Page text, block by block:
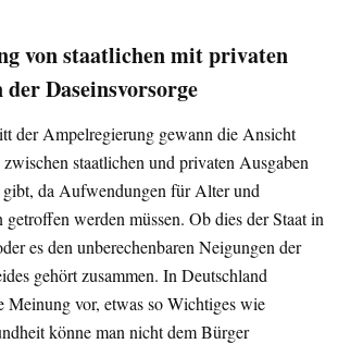
von staatlichen mit privaten
Daseinsvorsorge
der Ampelregierung gewann die Ansicht
staatlichen und privaten Ausgaben
da Aufwendungen für Alter und
werden müssen. Ob dies der Staat in
es den unberechenbaren Neigungen der
gehört zusammen. In Deutschland
Meinung vor, etwas so Wichtiges wie
könne man nicht dem Bürger